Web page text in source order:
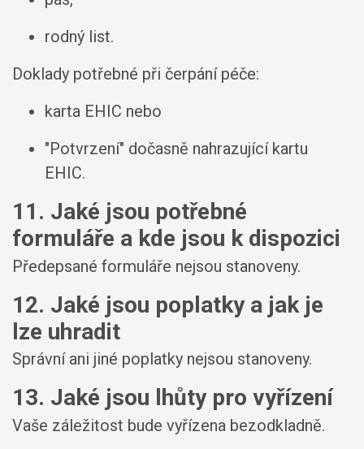
rodný list.
Doklady potřebné při čerpání péče:
karta EHIC nebo
"Potvrzení" dočasně nahrazující kartu
EHIC.
11. Jaké jsou potřebné
formuláře a kde jsou k dispozici
Předepsané formuláře nejsou stanoveny.
12. Jaké jsou poplatky a jak je
lze uhradit
Správní ani jiné poplatky nejsou stanoveny.
13. Jaké jsou lhůty pro vyřízení
Vaše záležitost bude vyřízena bezodkladně.